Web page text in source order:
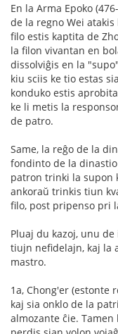
En la Arma Epoko
de la regno Wei
filo estis kaptita de
la filon vivantan en
dissolviĝis en la
kiu sciis ke tio estas
konduko estis
ke li metis la
de patro.
Same, la reĝo de la
fondinto de la
patron trinki la supon
ankoraŭ trinkis tiun
filo, post pripenso pri
Pluaj du kazoj, unu
tiujn nefidelajn, kaj la
mastro.
1a, Chong'er (estonte
kaj sia onklo de la
almozante ĉie.